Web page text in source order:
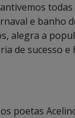
todas
e banho
alegra a
de sucesso e
poetas